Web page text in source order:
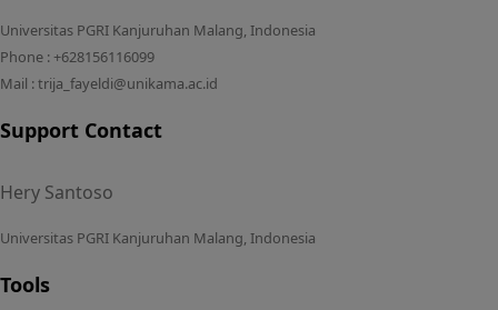
Universitas PGRI Kanjuruhan Malang, Indonesia
Phone : +628156116099
Mail : trija_fayeldi@unikama.ac.id
Support Contact
Hery Santoso
Universitas PGRI Kanjuruhan Malang, Indonesia
Tools